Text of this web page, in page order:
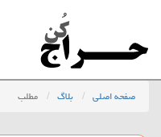
صفحه اصلی بلاگ مطلب